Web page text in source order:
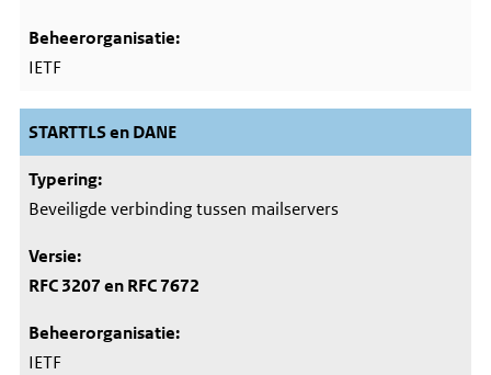
IETF
STARTTLS en DANE
Beveiligde verbinding tussen mailservers
RFC 3207 en RFC 7672
IETF